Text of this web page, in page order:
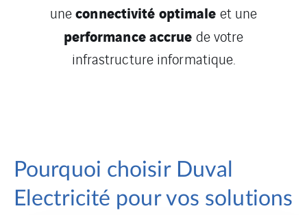
uneconnectivité optimale et une
performance accrue de votre
infrastructure informatique.
Pourquoi choisir Duval
Electricité pour vos solutions